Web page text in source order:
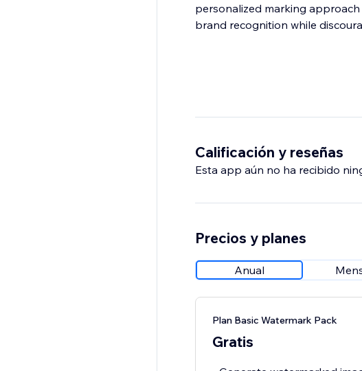
personalized marking
brand recognition while
Calificación y reseñas
Esta app aún no ha recibido
Precios y planes
Anual
Plan Basic Watermark Pack
Gratis